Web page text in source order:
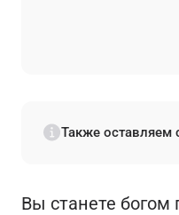
Также оставляем
Вы станете богом